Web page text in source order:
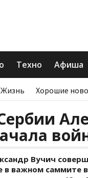
Техно Афиша
Жизнь Хорошие
Вучич
в важном саммите